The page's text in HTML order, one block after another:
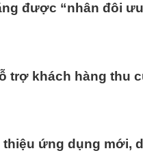
được “nhân đôi
trợ khách hàng thu
thiệu ứng dụng mới,